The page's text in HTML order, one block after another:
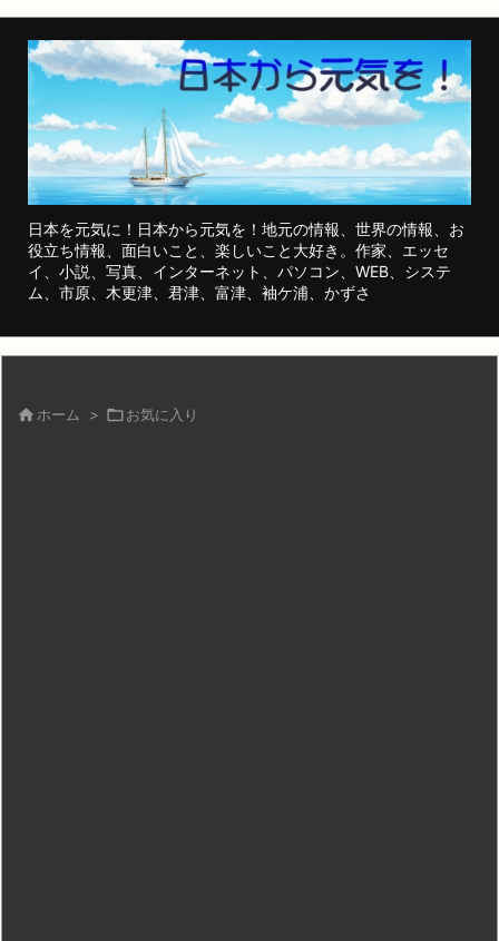
日本を元気に！日本から元気を！地元の情報、世界の情報、お
役立ち情報、面白いこと、楽しいこと大好き。作家、エッセ
イ、小説、写真、インターネット、パソコン、WEB、システ
ム、市原、木更津、君津、富津、袖ケ浦、かずさ
 ホーム > お気に入り